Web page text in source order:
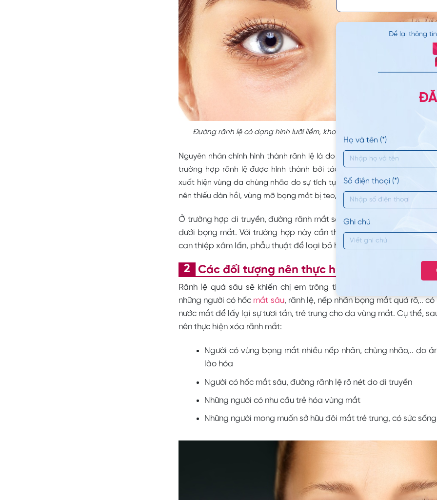
Đường rãnh lệ có dạng hình lưỡi liềm, khoét sâu và sẫm màu gây mất
Nguyên nhân chính hình thành rãnh lệ là do yếu tố di truyền bẩm sinh
trường hợp rãnh lệ được hình thành bởi tác nhân lão hóa, đây là
xuất hiện vùng da chùng nhão do sự tích tụ mỡ mí mắt, suy giảm
nên thiếu đàn hồi, vùng mỡ bọng mắt bị teo, chảy xệ,…
Ở trường hợp di truyền, đường rãnh mắt sẽ có cấu tạo bám chặt
dưới bọng mắt. Với trường hợp này cần thực hiện các kỹ thuật,
can thiệp xâm lấn, phẫu thuật để loại bỏ hoàn toàn.
Các đối tượng nên thực hiện xóa rãnh nước
Rãnh lệ quá sâu sẽ khiến chị em trông thiếu sức sống và già đi
những người có hốc mắt sâu, rãnh lệ, nếp nhăn bọng mắt quá rõ,..
nước mắt để lấy lại sự tươi tắn, trẻ trung cho da vùng mắt. Cụ thể,
nên thực hiện xóa rãnh mắt:
Người có vùng bọng mắt nhiều nếp nhăn, chùng nhão,.. do
lão hóa
Người có hốc mắt sâu, đường rãnh lệ rõ nét do di truyền
Những người có nhu cầu trẻ hóa vùng mắt
Những người mong muốn sở hữu đôi mắt trẻ trung, có sức sống
Để lại thông
Họ và tên (*)
Số điện thoại (*)
Ghi chú